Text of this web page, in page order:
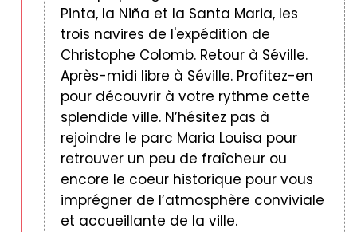
Pinta, la Niña et la Santa Maria, les
trois navires de l'expédition de
Christophe Colomb. Retour à Séville.
Après-midi libre à Séville. Profitez-en
pour découvrir à votre rythme cette
splendide ville. N’hésitez pas à
rejoindre le parc Maria Louisa pour
retrouver un peu de fraîcheur ou
encore le coeur historique pour vous
imprégner de l’atmosphère conviviale
et accueillante de la ville.